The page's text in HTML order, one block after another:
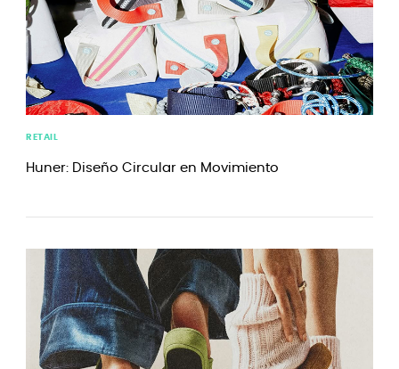
RETAIL
Huner: Diseño Circular en Movimiento